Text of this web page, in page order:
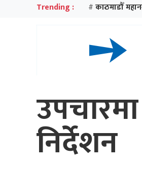
Trending : # काठमाडौँ
निर्देशन